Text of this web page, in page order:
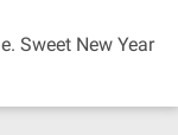
Sweet New Year